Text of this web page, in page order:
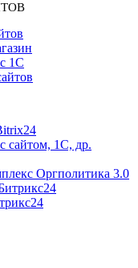
1С
сайтом, 1С, др.
Оргполитика 3.0